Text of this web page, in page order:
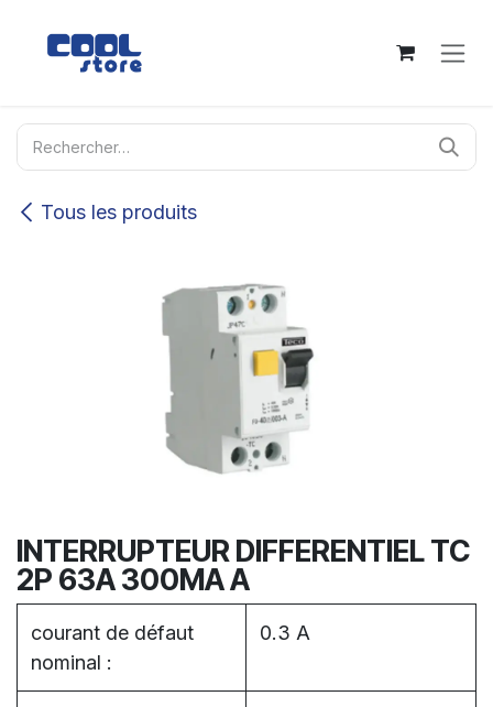
Tous les produits
INTERRUPTEUR DIFFERENTIEL TC
2P 63A 300MA A
courant de défaut
nominal :
0.3 A